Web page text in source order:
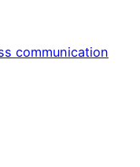
communication